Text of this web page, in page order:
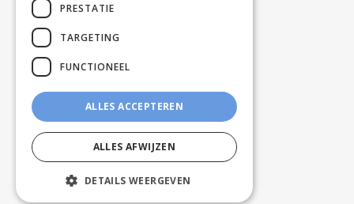
PRESTATIE
TARGETING
FUNCTIONEEL
ALLES ACCEPTEREN
ALLES AFWIJZEN
DETAILS WEERGEVEN